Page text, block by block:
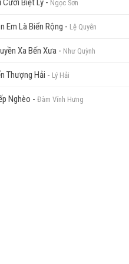
Cười Biệt Ly - Ngọc Sơn
Em Là Biển Rộng - Lệ Quyên
Xa Bến Xưa - Như Quỳnh
Thượng Hải - Lý Hải
Nghèo - Đàm Vĩnh Hưng